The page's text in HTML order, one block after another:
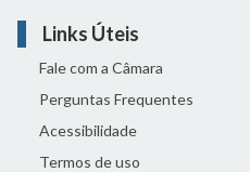
Links Úteis
Fale com a Câmara
Perguntas Frequentes
Acessibilidade
Termos de uso